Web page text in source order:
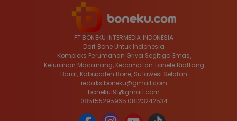
PT BONEKU INTERMEDIA INDONESIA
Dari Bone Untuk Indonesia
Kompleks Perumahan Griya Segitiga Emas,
Kelurahan Macanang, Kecamatan Tanete Riattang
Barat, Kabupaten Bone, Sulawesi Selatan
redaksiboneku@gmail.com
boneku191@gmail.com
085155295965 08123242534